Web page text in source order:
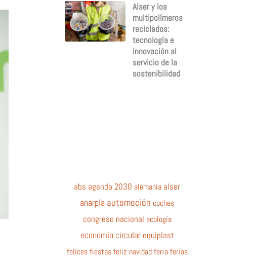
Alser y los
multipolímeros
reciclados:
tecnología e
innovación al
servicio de la
sostenibilidad
abs agenda 2030 alemania alser
anarpla automoción coches
congreso nacional ecología
economía circular equiplast
felices fiestas feliz navidad feria ferias